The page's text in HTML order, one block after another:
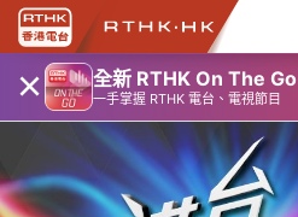
× 全新 RTHK On The Go
一手掌握 RTHK 電台、電視節目